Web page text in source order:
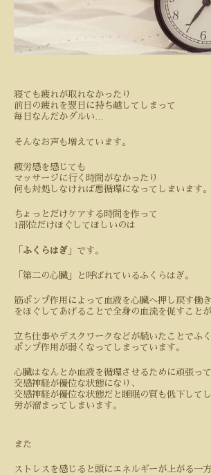
寝ても疲れが取れなかったり
前日の疲れを翌日に持ち越してしまって
毎日なんだかダルい…
そんなお声も増えています。
疲労感を感じても
マッサージに行く時間がなかったり
何も対処しなければ悪循環になってしまいます。
ちょっとだけケアする時間を作って
1部位だけほぐしてほしいのは
「 ふくらはぎ 」です。
「第二の心臓」と呼ばれているふくらはぎ。
筋ポンプ作用によって血液を心臓へ押し戻す働
をほぐしてあげることで全身の血流を促すことが
立ち仕事やデスクワークなどが続いたことでふ
ポンプ作用が弱くなってしまっています。
心臓はなんとか血液を循環させるために頑張っ
交感神経が優位な状態になり、
交感神経が優位な状態だと睡眠の質も低下して
労が溜まってしまいます。
また
ストレスを感じると頭にエネルギーが上がる一